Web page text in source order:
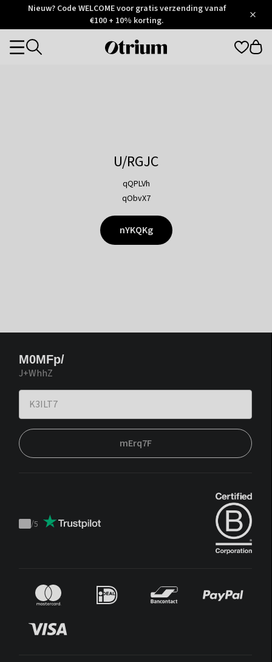
Otrium
Trustpilot
Nieuw? Code WELCOME voor gratis verzending vanaf
€100 + 10% korting.
Otrium
Categories
U/RGJC
qQPLVh
qObvX7
nYKQKg
M0MFp/
J+WhhZ
mErq7F
Trustpilot
/5